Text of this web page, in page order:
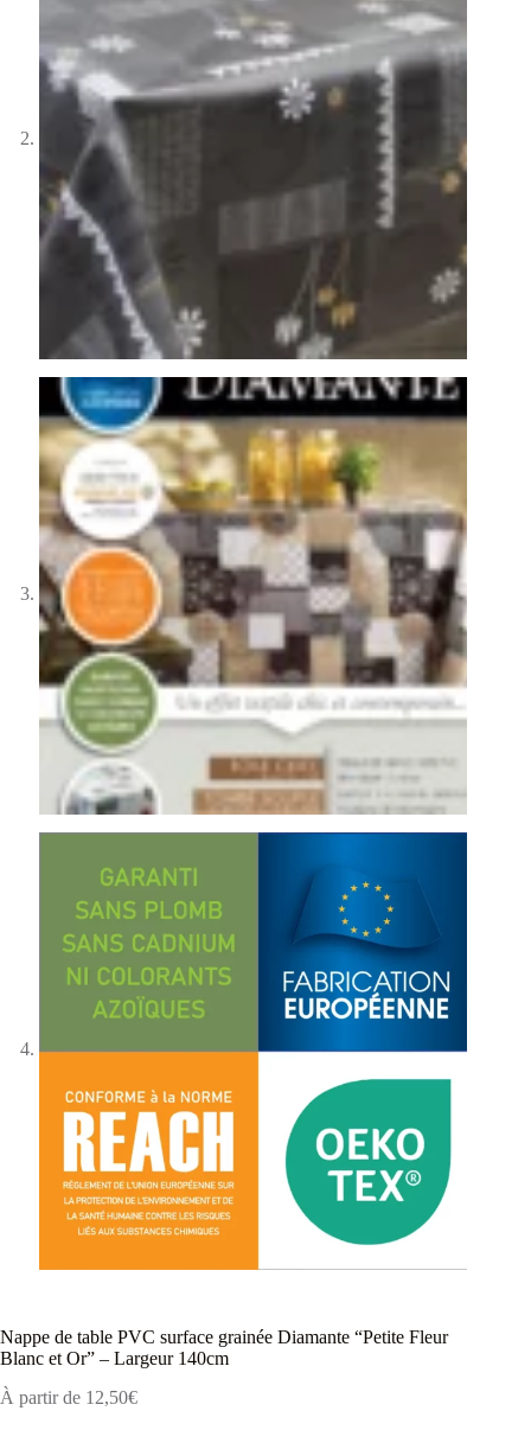
Nappe de table PVC surface grainée Diamante “Petite Fleur
Blanc et Or” – Largeur 140cm
À partir de 12,50€